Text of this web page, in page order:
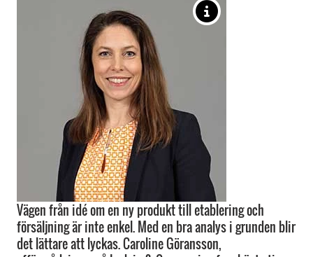
Vägen från idé om en ny produkt till etablering och
försäljning är inte enkel. Med en bra analys i grunden blir
det lättare att lyckas. Caroline Göransson,